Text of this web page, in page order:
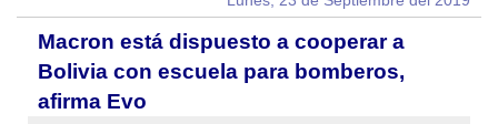
Macron está dispuesto a cooperar a
Bolivia con escuela para bomberos,
afirma Evo